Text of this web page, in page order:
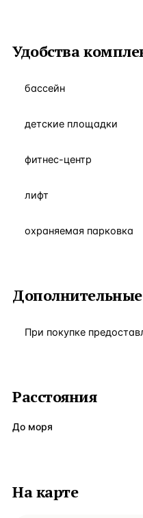
Удобства
бассейн
детские площадки
фитнес-центр
лифт
охраняемая парковка
Дополнительные
При покупке
Расстояния
До моря
На карте